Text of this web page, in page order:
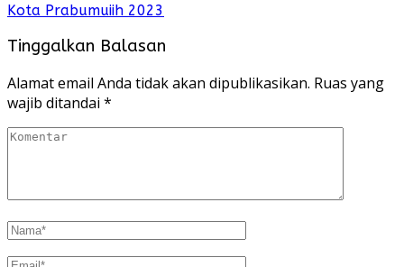
Kota Prabumuiih 2023
Tinggalkan Balasan
Alamat email Anda tidak akan dipublikasikan. Ruas yang
wajib ditandai *